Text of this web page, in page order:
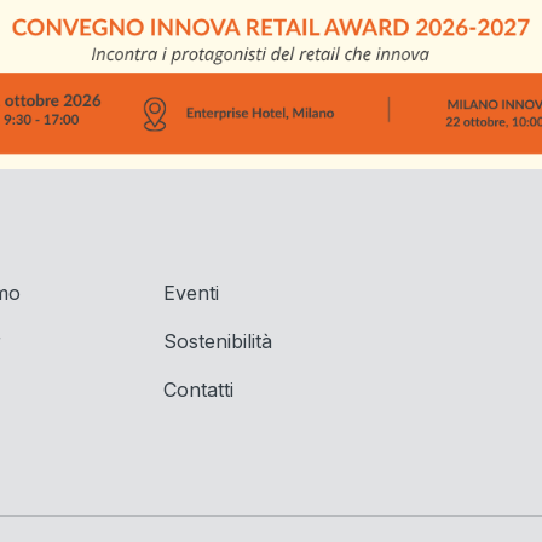
Eventi
Sostenibilità
Contatti